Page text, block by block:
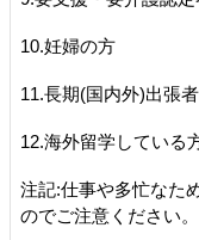
10.妊婦の方
11.長期(国内外)出張
12.海外留学している
注記:仕事や多忙なた
のでご注意ください。